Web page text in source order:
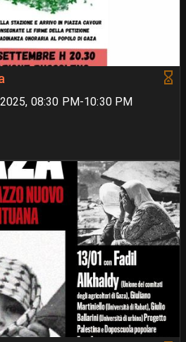
08:30 PM-10:30 PM